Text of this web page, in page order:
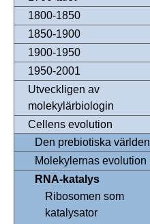
1800-1850
1850-1900
1900-1950
1950-2001
Utveckligen av
molekylärbiologin
Cellens evolution
Den prebiotiska världen
Molekylernas evolution
RNA-katalys
Ribosomen som
katalysator